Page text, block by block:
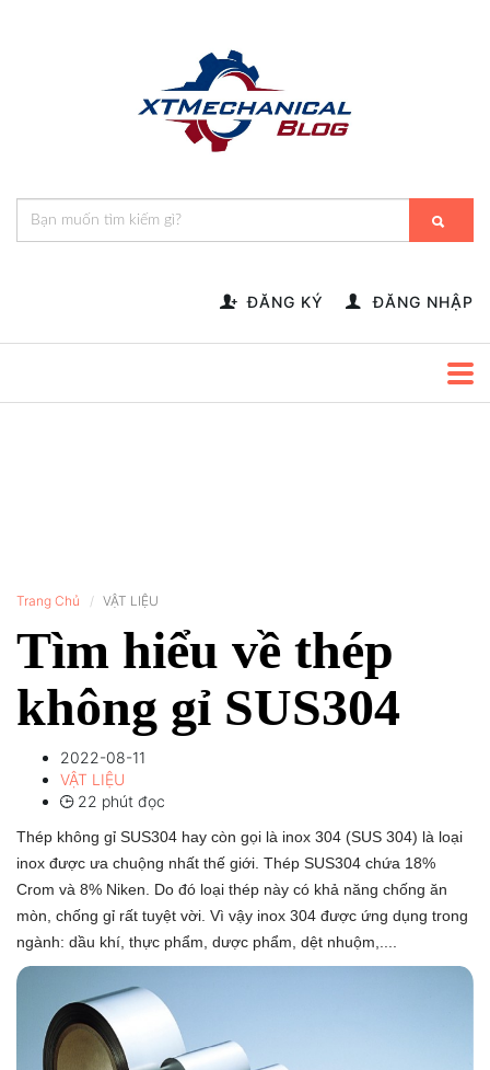
ĐĂNG KÝ ĐĂNG NHẬP
Trang Chủ VẬT LIỆU
Tìm hiểu về thép
không gỉ SUS304
2022-08-11
VẬT LIỆU
22 phút đọc
Thép không gỉ SUS304 hay còn gọi là inox 304 (SUS 304) là loại
inox được ưa chuộng nhất thế giới. Thép SUS304 chứa 18%
Crom và 8% Niken. Do đó loại thép này có khả năng chống ăn
mòn, chống gỉ rất tuyệt vời. Vì vậy inox 304 được ứng dụng trong
ngành: dầu khí, thực phẩm, dược phẩm, dệt nhuộm,....